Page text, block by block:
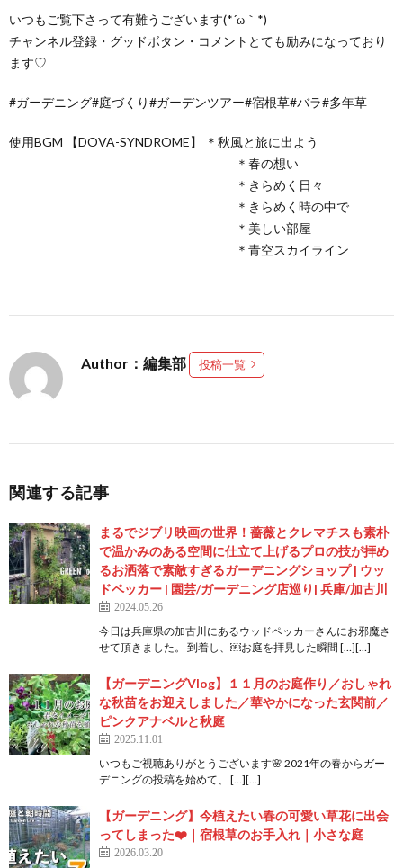
いつもご覧下さって有難うございます(*´ω｀*)
チャンネル登録・グッドボタン・コメントとても励みになっており
ます♡
#ガーデニング#庭づくり#ガーデンツアー#宿根草#バラ#多年草
使用BGM 【DOVA-SYNDROME】 ＊秋風と旅に出よう
＊春の想い
＊きらめく日々
＊きらめく時の中で
＊美しい部屋
＊青空スカイライン
Author：編集部 投稿一覧
関連する記事
まるでジブリ映画の世界！薔薇とクレマチスも素朴
で温かみのある空間に仕立て上げるプロの技が拝め
るお洒落で素敵すぎるガーデニングショップ | ウッ
ドペッカー | 園芸/ガーデニング店巡り| 兵庫/加古川
2024.05.26
今日は兵庫県の加古川にあるウッドペッカーさんにお邪魔さ
せて頂きました。 到着し、￼お庭を拝見した瞬間 […][…]
【ガーデニングVlog】１１月のお庭作り／おしゃれ
な秋苗をお迎えしました／華やかになった玄関前／
ピンクアナベルと秋庭
2025.11.01
いつもご視聴ありがとうございます🌸 2021年の春からガー
デニングの投稿を始めて、 […][…]
【ガーデニング】今植えたい春の可愛い草花に出会
ってしまった❤️｜宿根草のお手入れ｜小さな庭
2026.03.20